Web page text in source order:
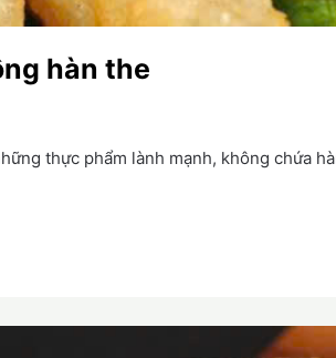
hàn the
thực phẩm lành mạnh, không chứa